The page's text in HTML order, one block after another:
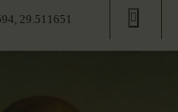
29.511651